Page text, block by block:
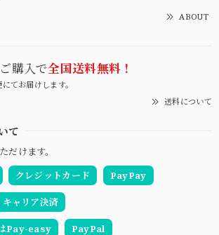
ABOUT
購入で全国送料無料！
てお届けします。
送料について
て
だけます。
クレジットカード PayPay
キャリア決済
Pay-easy PayPal